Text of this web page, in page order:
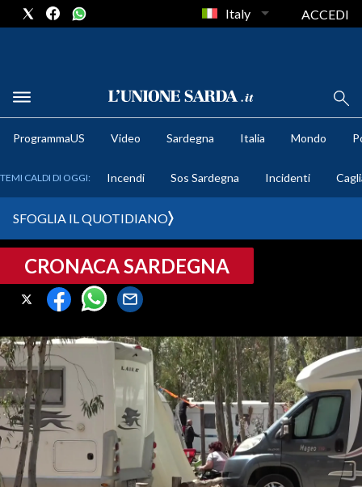
METEO
CRONACA SARDEGNA
CAGLIARI
SULCIS IGLESIENTE
MEDIO CAMPIDANO
ORISTANO E PROVINCIA
SASSARI E PROVINCIA
GALLURA
NUORO E PROVINCIA
Italy ACCEDI
ProgrammaUS Video Sardegna Italia Mondo
TEMI CALDI DI OGGI: Incendi Sos Sardegna Incidenti
SFOGLIA IL QUOTIDIANO
CRONACA SARDEGNA